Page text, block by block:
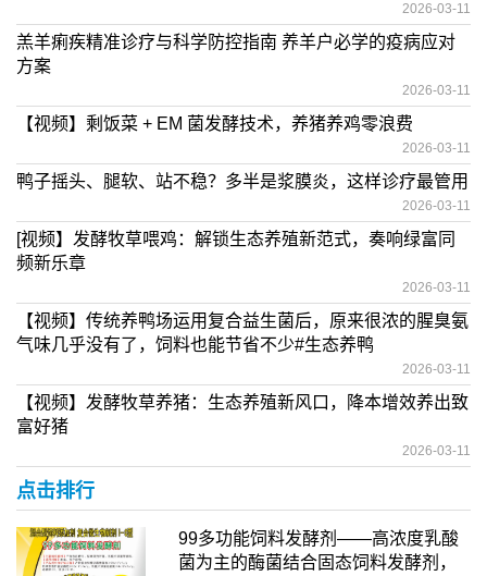
2026-03-11
羔羊痢疾精准诊疗与科学防控指南 养羊户必学的疫病应对
方案
2026-03-11
【视频】剩饭菜 + EM 菌发酵技术，养猪养鸡零浪费
2026-03-11
鸭子摇头、腿软、站不稳？多半是浆膜炎，这样诊疗最管用
2026-03-11
[视频】发酵牧草喂鸡：解锁生态养殖新范式，奏响绿富同
频新乐章
2026-03-11
【视频】传统养鸭场运用复合益生菌后，原来很浓的腥臭氨
气味几乎没有了，饲料也能节省不少#生态养鸭
2026-03-11
【视频】发酵牧草养猪：生态养殖新风口，降本增效养出致
富好猪
2026-03-11
点击排行
99多功能饲料发酵剂——高浓度乳酸
菌为主的酶菌结合固态饲料发酵剂，